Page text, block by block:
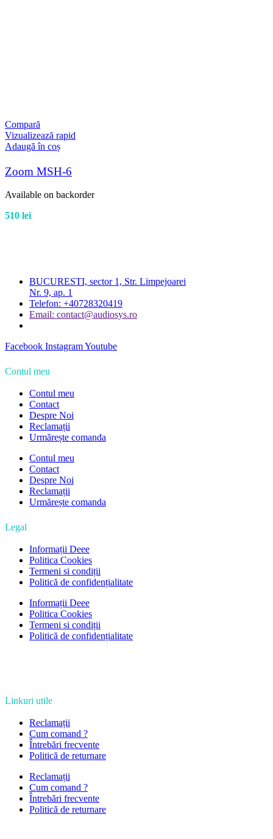
Compară
Vizualizează rapid
Adaugă în coș
Zoom MSH-6
Available on backorder
510 lei
BUCURESTI, sector 1, Str. Limpejoarei
Nr. 9, ap. 1
Telefon: +40728320419
Email: contact@audiosys.ro
Facebook InstagramYoutube
Contul meu
Contul meu
Contact
Despre Noi
Reclamații
Urmărește comanda
Contul meu
Contact
Despre Noi
Reclamații
Urmărește comanda
Legal
Informații Deee
Politica Cookies
Termeni si condiții
Politică de confidențialitate
Informații Deee
Politica Cookies
Termeni si condiții
Politică de confidențialitate
Linkuri utile
Reclamații
Cum comand ?
Întrebări frecvente
Politică de returnare
Reclamații
Cum comand ?
Întrebări frecvente
Politică de returnare